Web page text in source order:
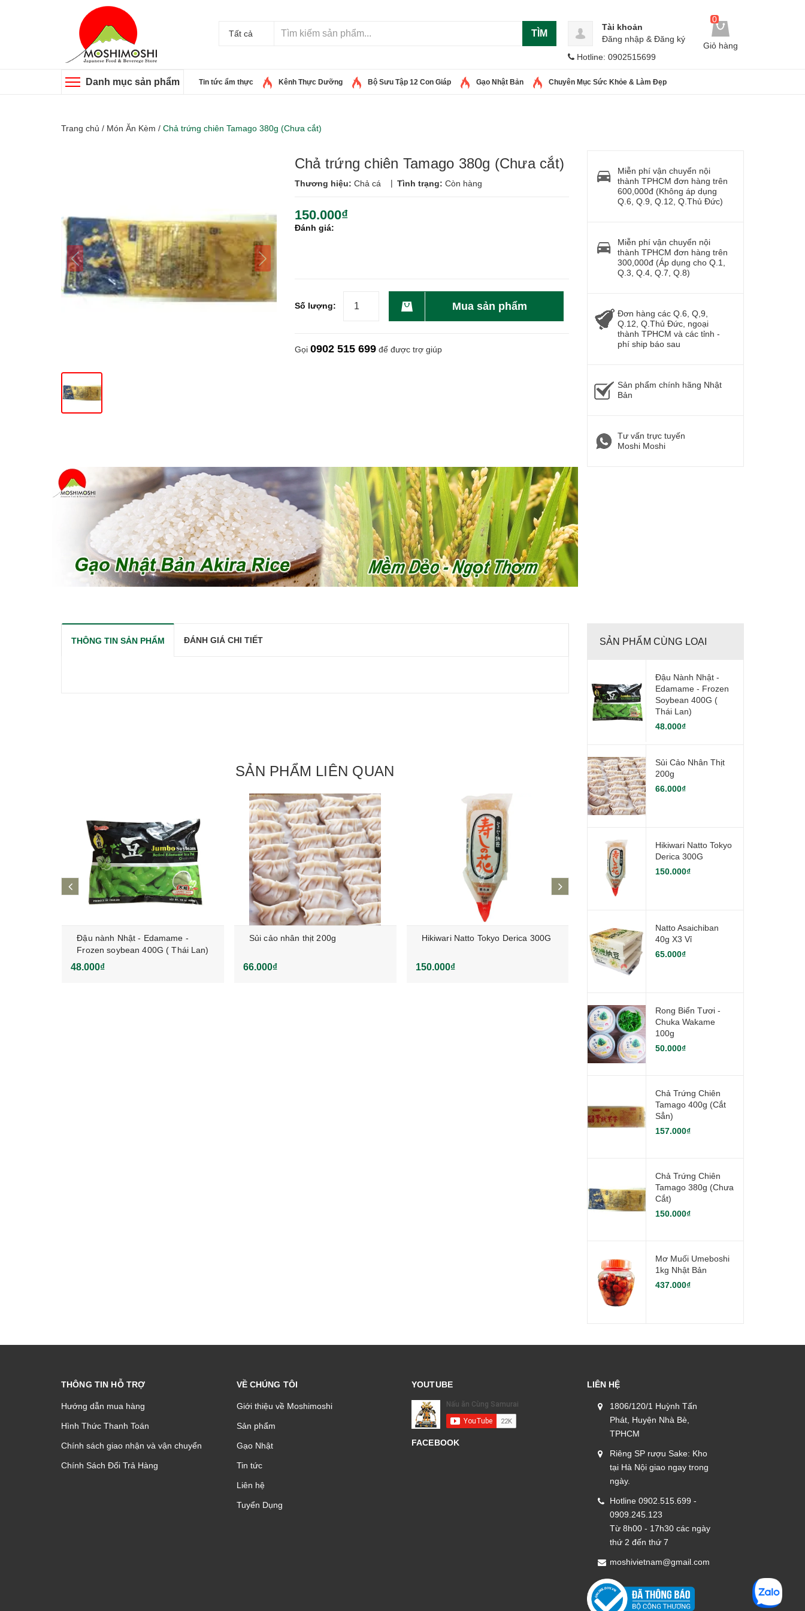
Tất cả TÌM
0
Giỏ hàng
Tài khoản
Đăng nhập & Đăng ký
Hotline: 0902515699
Danh mục sản phẩm Tin tức ẩm thực Kênh Thực Dưỡng Bộ Sưu Tập 12 Con Giáp Gạo Nhật Bản Chuyên Mục Sức Khỏe & Làm Đẹp
Trang chủ / Món Ăn Kèm / Chả trứng chiên Tamago 380g (Chưa cắt)
Chả trứng chiên Tamago 380g (Chưa cắt)
Thương hiệu: Chả cá | Tình trạng: Còn hàng
150.000₫
Đánh giá:
Số lượng: Mua sản phẩm
Gọi 0902 515 699 để được trợ giúp
Miễn phí vận chuyển nội
thành TPHCM đơn hàng trên
600,000đ (Không áp dụng
Q.6, Q.9, Q.12, Q.Thủ Đức)
Miễn phí vận chuyển nội
thành TPHCM đơn hàng trên
300,000đ (Áp dụng cho Q.1,
Q.3, Q.4, Q.7, Q.8)
Đơn hàng các Q.6, Q,9,
Q.12, Q.Thủ Đức, ngoại
thành TPHCM và các tỉnh -
phí ship báo sau
Sản phẩm chính hãng Nhật
Bản
Tư vấn trực tuyến
Moshi Moshi
THÔNG TIN SẢN PHẨM ĐÁNH GIÁ CHI TIẾT
SẢN PHẨM LIÊN QUAN
Đậu nành Nhật - Edamame -
Frozen soybean 400G ( Thái Lan)
48.000₫
Sủi cảo nhân thịt 200g
66.000₫
Hikiwari Natto Tokyo Derica 300G
150.000₫
Natto Asaichiban 40g x3 vỉ
65.000₫
prev
SẢN PHẨM CÙNG LOẠI
Đậu Nành Nhật -
Edamame - Frozen
Soybean 400G (
Thái Lan)
48.000₫
Sủi Cảo Nhân Thịt
200g
66.000₫
Hikiwari Natto Tokyo
Derica 300G
150.000₫
Natto Asaichiban
40g X3 Vỉ
65.000₫
Rong Biển Tươi -
Chuka Wakame
100g
50.000₫
Chả Trứng Chiên
Tamago 400g (Cắt
Sẳn)
157.000₫
Chả Trứng Chiên
Tamago 380g (Chưa
Cắt)
150.000₫
Mơ Muối Umeboshi
1kg Nhật Bản
437.000₫
THÔNG TIN HỖ TRỢ
Hướng dẫn mua hàng
Hình Thức Thanh Toán
Chính sách giao nhận và vận chuyển
Chính Sách Đổi Trả Hàng
VỀ CHÚNG TÔI
Giới thiệu về Moshimoshi
Sản phẩm
Gạo Nhật
Tin tức
Liên hệ
Tuyển Dụng
YOUTUBE
FACEBOOK
LIÊN HỆ
1806/120/1 Huỳnh Tấn
Phát, Huyện Nhà Bè,
TPHCM
Riêng SP rượu Sake: Kho
tại Hà Nội giao ngay trong
ngày.
Hotline 0902.515.699 -
0909.245.123
Từ 8h00 - 17h30 các ngày
thứ 2 đến thứ 7
moshivietnam@gmail.com